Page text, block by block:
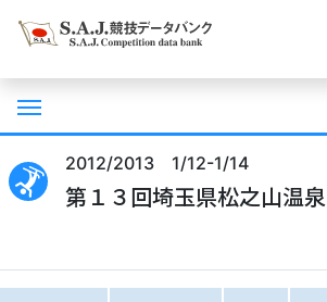
2012/2013 1/12-1/14
第１３回埼玉県松之山温